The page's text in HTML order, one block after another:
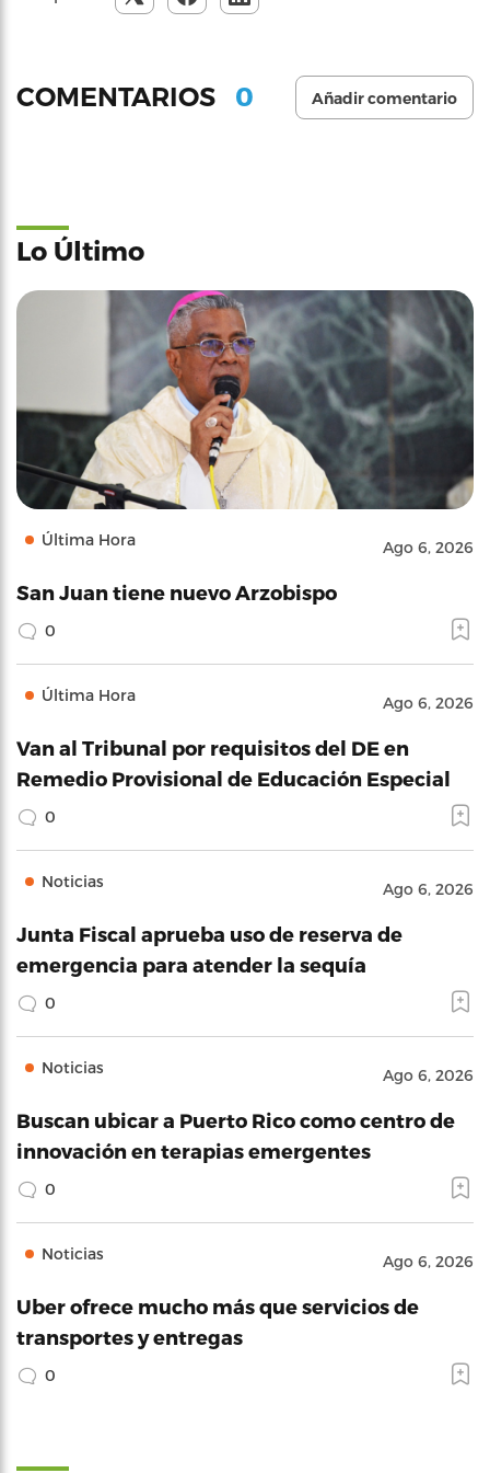
COMENTARIOS 0 Añadir comentario
Lo Último
Última Hora Ago 6, 2026
San Juan tiene nuevo Arzobispo
0
Última Hora Ago 6, 2026
Van al Tribunal por requisitos del DE en
Remedio Provisional de Educación Especial
0
Noticias Ago 6, 2026
Junta Fiscal aprueba uso de reserva de
emergencia para atender la sequía
0
Noticias Ago 6, 2026
Buscan ubicar a Puerto Rico como centro de
innovación en terapias emergentes
0
Noticias Ago 6, 2026
Uber ofrece mucho más que servicios de
transportes y entregas
0